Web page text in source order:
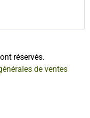
réservés.
de ventes​